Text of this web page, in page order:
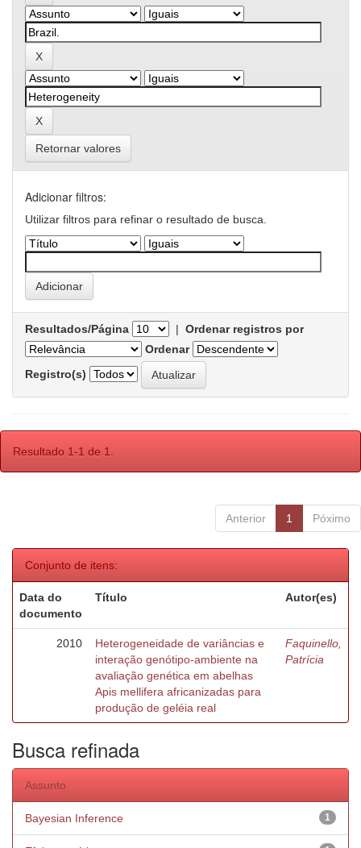
Retornar valores
Adicionar filtros:
Utilizar filtros para refinar o resultado de busca.
Resultados/Página | Ordenar registros por
Ordenar
Registro(s)
Resultado 1-1 de 1.
Anterior 1 Póximo
Conjunto de itens:
Data do
documento
Título Autor(es)
2010
Heterogeneidade de variâncias e
interação genótipo-ambiente na
avaliação genética em abelhas
Apis mellifera africanizadas para
produção de geléia real
Faquinello,
Patrícia
Busca refinada
Assunto
1
Bayesian Inference